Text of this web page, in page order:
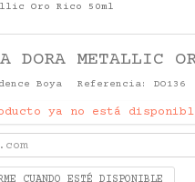
Oro Rico 50ml
DORA METALLIC
Boya Referencia: DO136
ya no está